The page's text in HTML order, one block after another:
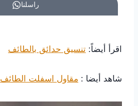
راسلنا
اقرأ أيضاً: تنسيق حدائق بالطائف
شاهد أيضا : مقاول اسفلت الطائف